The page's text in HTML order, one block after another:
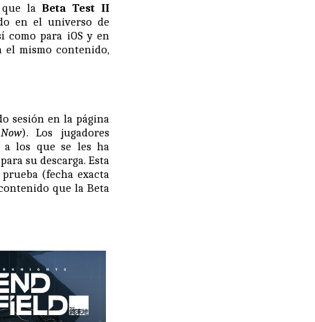
la Beta Test II
en el universo de
como para iOS y en
el mismo contenido,
sesión en la página
). Los jugadores
a los que se les ha
su descarga. Esta
(fecha exacta
que la Beta